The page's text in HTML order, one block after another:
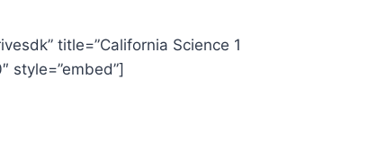
title=”California Science 1
style=”embed”]